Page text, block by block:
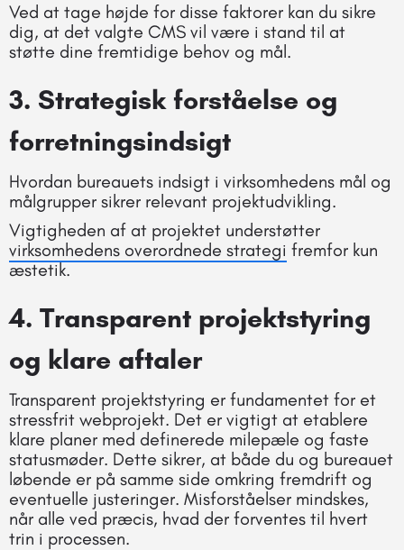
Ved at tage højde for disse faktorer kan du sikre
dig, at det valgte CMS vil være i stand til at
støtte dine fremtidige behov og mål.
3. Strategisk forståelse og
forretningsindsigt
Hvordan bureauets indsigt i virksomhedens mål og
målgrupper sikrer relevant projektudvikling.
Vigtigheden af at projektet understøtter
virksomhedens overordnede strategi fremfor kun
æstetik.
4. Transparent projektstyring
og klare aftaler
Transparent projektstyring er fundamentet for et
stressfrit webprojekt. Det er vigtigt at etablere
klare planer med definerede milepæle og faste
statusmøder. Dette sikrer, at både du og bureauet
løbende er på samme side omkring fremdrift og
eventuelle justeringer. Misforståelser mindskes,
når alle ved præcis, hvad der forventes til hvert
trin i processen.